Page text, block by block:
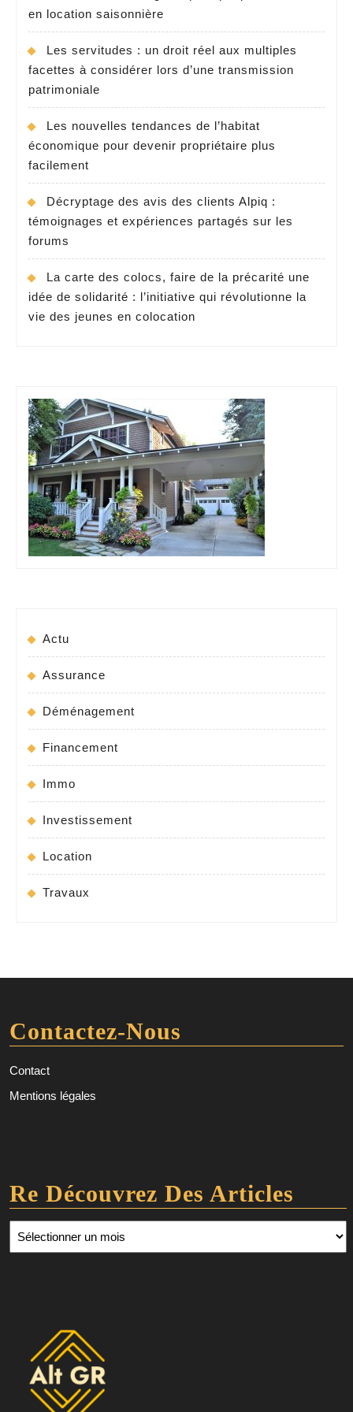
en location saisonnière
Les servitudes : un droit réel aux multiples
facettes à considérer lors d’une transmission
patrimoniale
Les nouvelles tendances de l’habitat
économique pour devenir propriétaire plus
facilement
Décryptage des avis des clients Alpiq :
témoignages et expériences partagés sur les
forums
La carte des colocs, faire de la précarité une
idée de solidarité : l’initiative qui révolutionne la
vie des jeunes en colocation
Actu
Assurance
Déménagement
Financement
Immo
Investissement
Location
Travaux
Contactez-Nous
Contact
Mentions légales
Re Découvrez Des Articles